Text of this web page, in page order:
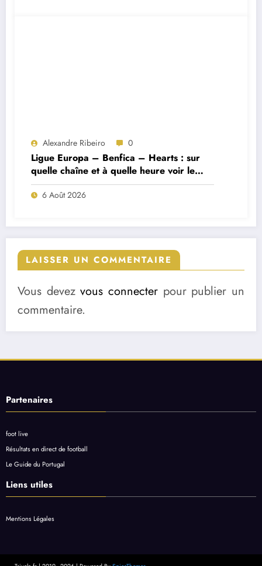
Alexandre Ribeiro 0
Ligue Europa – Benfica – Hearts : sur
quelle chaîne et à quelle heure voir le
match ?
6 Août 2026
LAISSER UN COMMENTAIRE
Vous devezvous connecter pour publier un
commentaire.
Partenaires
foot live
Résultats en direct de football
Le Guide du Portugal
Liens utiles
Mentions Légales